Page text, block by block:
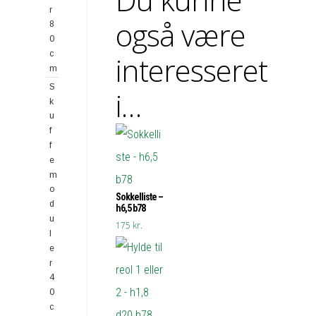
også være
interesseret
i…
Sokkelliste –
h6,5 b78
175 kr.
r
8
0
c
m
S
k
u
f
f
e
m
o
d
u
l
e
r
4
0
c